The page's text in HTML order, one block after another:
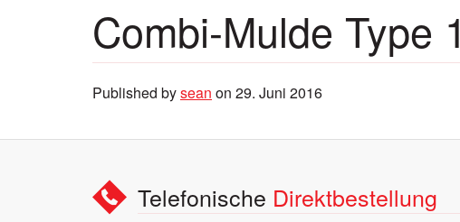
Combi-Mulde Type
Published bysean on 29. Juni 2016
Telefonische Direktbestellung